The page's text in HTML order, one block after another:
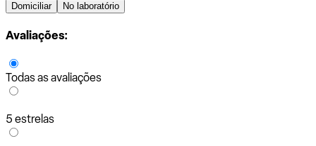
Domiciliar No laboratório
Avaliações:
Todas as avaliações
5 estrelas